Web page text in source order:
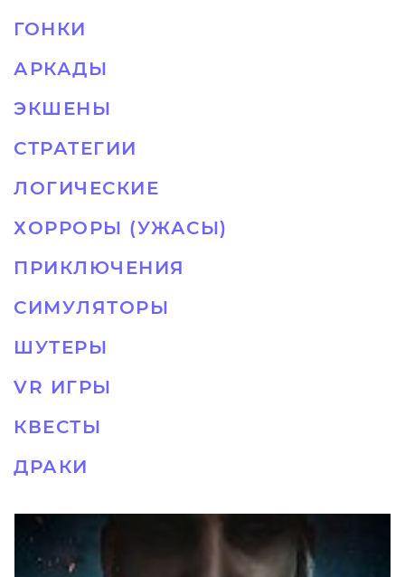
ГОНКИ
АРКАДЫ
ЭКШЕНЫ
СТРАТЕГИИ
ЛОГИЧЕСКИЕ
ХОРРОРЫ (УЖАСЫ)
ПРИКЛЮЧЕНИЯ
СИМУЛЯТОРЫ
ШУТЕРЫ
VR ИГРЫ
КВЕСТЫ
ДРАКИ